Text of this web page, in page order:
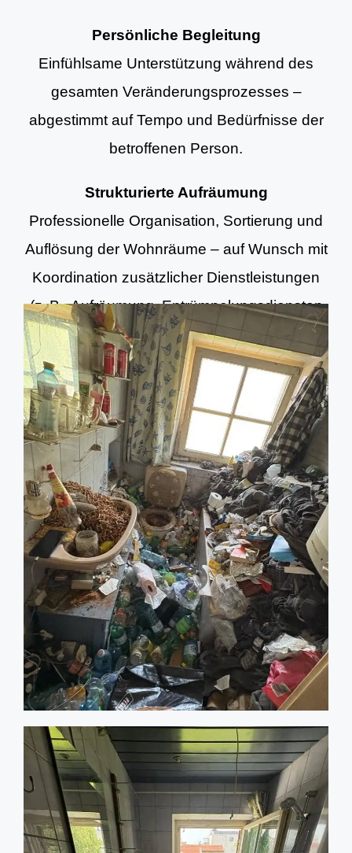
Persönliche Begleitung
Einfühlsame Unterstützung während des
gesamten Veränderungsprozesses –
abgestimmt auf Tempo und Bedürfnisse der
betroffenen Person.
Strukturierte Aufräumung
Professionelle Organisation, Sortierung und
Auflösung der Wohnräume – auf Wunsch mit
Koordination zusätzlicher Dienstleistungen
(z. B. Aufräumung, Entrümpelungsdiensten
und Grundreinigung).